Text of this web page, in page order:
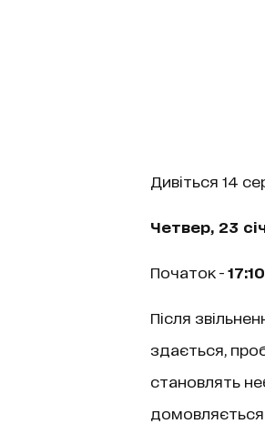
Дивіться 14
Четвер, 23
Початок - 17:10
Після
здається,
становлять
домовляється